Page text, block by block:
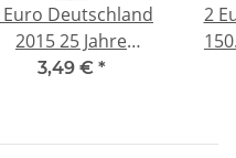
Euro Deutschland
2015 25 Jahre
Einheit Mz.
3,49 € *
2